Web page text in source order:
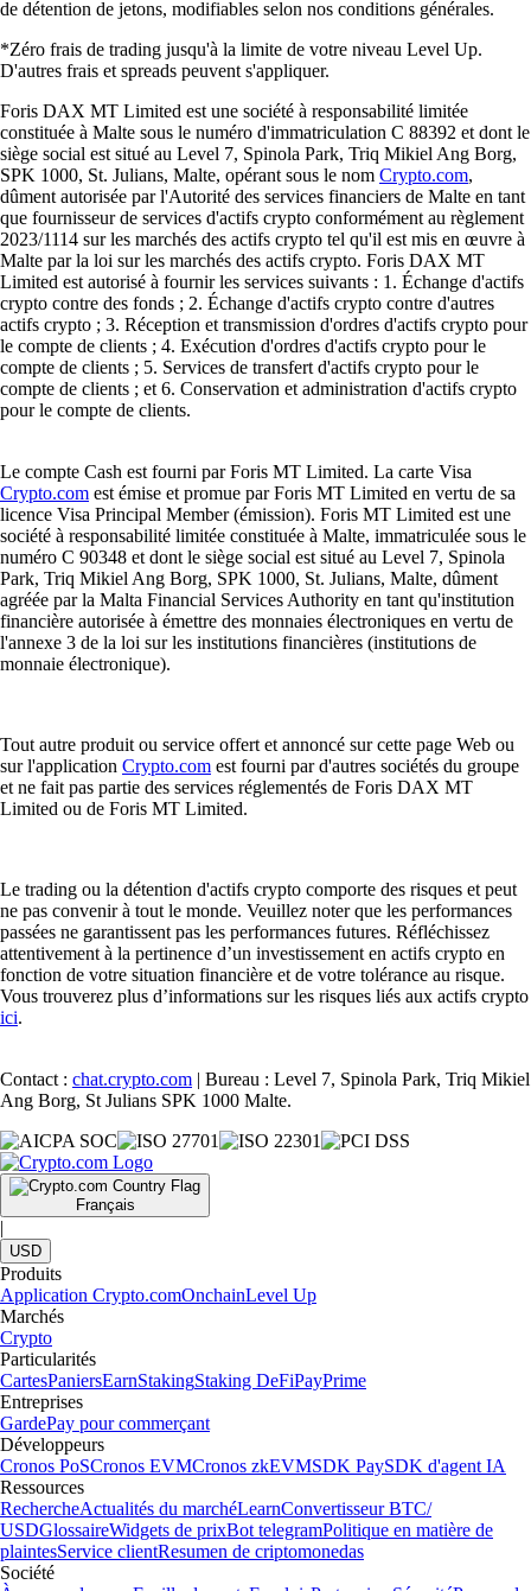
de détention de jetons, modifiables selon nos conditions générales.
*Zéro frais de trading jusqu'à la limite de votre niveau Level Up.
D'autres frais et spreads peuvent s'appliquer.
Foris DAX MT Limited est une société à responsabilité limitée
constituée à Malte sous le numéro d'immatriculation C 88392 et dont le
siège social est situé au Level 7, Spinola Park, Triq Mikiel Ang Borg,
SPK 1000, St. Julians, Malte, opérant sous le nom Crypto.com,
dûment autorisée par l'Autorité des services financiers de Malte en tant
que fournisseur de services d'actifs crypto conformément au règlement
2023/1114 sur les marchés des actifs crypto tel qu'il est mis en œuvre à
Malte par la loi sur les marchés des actifs crypto. Foris DAX MT
Limited est autorisé à fournir les services suivants : 1. Échange d'actifs
crypto contre des fonds ; 2. Échange d'actifs crypto contre d'autres
actifs crypto ; 3. Réception et transmission d'ordres d'actifs crypto pour
le compte de clients ; 4. Exécution d'ordres d'actifs crypto pour le
compte de clients ; 5. Services de transfert d'actifs crypto pour le
compte de clients ; et 6. Conservation et administration d'actifs crypto
pour le compte de clients.
Le compte Cash est fourni par Foris MT Limited. La carte Visa
Crypto.com est émise et promue par Foris MT Limited en vertu de sa
licence Visa Principal Member (émission). Foris MT Limited est une
société à responsabilité limitée constituée à Malte, immatriculée sous le
numéro C 90348 et dont le siège social est situé au Level 7, Spinola
Park, Triq Mikiel Ang Borg, SPK 1000, St. Julians, Malte, dûment
agréée par la Malta Financial Services Authority en tant qu'institution
financière autorisée à émettre des monnaies électroniques en vertu de
l'annexe 3 de la loi sur les institutions financières (institutions de
monnaie électronique).
Tout autre produit ou service offert et annoncé sur cette page Web ou
sur l'application Crypto.com est fourni par d'autres sociétés du groupe
et ne fait pas partie des services réglementés de Foris DAX MT
Limited ou de Foris MT Limited.
Le trading ou la détention d'actifs crypto comporte des risques et peut
ne pas convenir à tout le monde. Veuillez noter que les performances
passées ne garantissent pas les performances futures. Réfléchissez
attentivement à la pertinence d’un investissement en actifs crypto en
fonction de votre situation financière et de votre tolérance au risque.
Vous trouverez plus d’informations sur les risques liés aux actifs crypto
ici.
Contact : chat.crypto.com | Bureau : Level 7, Spinola Park, Triq Mikiel
Ang Borg, St Julians SPK 1000 Malte.
Français
|
USD
Produits
Application Crypto.comOnchainLevel Up
Marchés
Crypto
Particularités
CartesPaniersEarnStakingStaking DeFiPayPrime
Entreprises
GardePay pour commerçant
Développeurs
Cronos PoSCronos EVMCronos zkEVMSDK PaySDK d'agent IA
Ressources
RechercheActualités du marchéLearnConvertisseur BTC/
USDGlossaireWidgets de prixBot telegramPolitique en matière de
plaintesService clientResumen de criptomonedas
Société